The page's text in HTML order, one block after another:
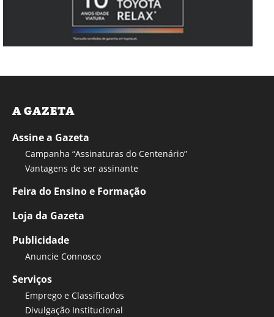
A GAZETA
Assine a Gazeta
Campanha “Assinaturas do Centenário”
Vantagens de ser assinante
Feira do Ensino e Formação
Loja da Gazeta
Publicidade
Anuncie Connosco
Serviços
Emprego e Classificados
Divulgação Institucional